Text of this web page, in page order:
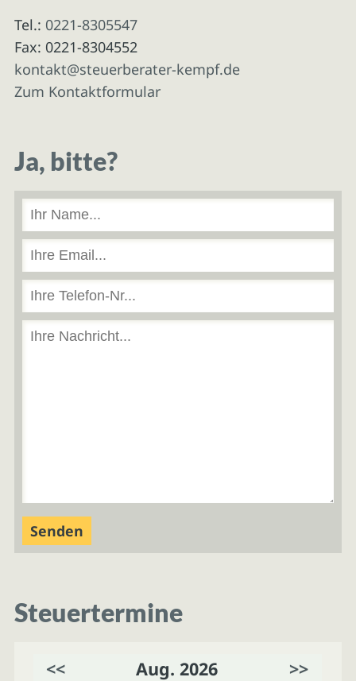
Tel.: 0221-8305547
Fax: 0221-8304552
kontakt@steuerberater-kempf.de
Zum Kontaktformular
Ja, bitte?
Steuertermine
<< Aug. 2026 >>